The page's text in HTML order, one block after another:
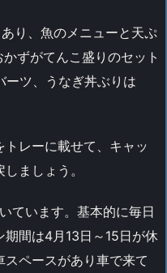
り、魚のメニューと天ぷ
ずがてんこ盛りのセット
ツ、うなぎ丼ぶりは
レーに載せて、キャッ
ましょう。
ています。基本的に毎日
間は4月13日～15日が休
ペースがあり車で来て